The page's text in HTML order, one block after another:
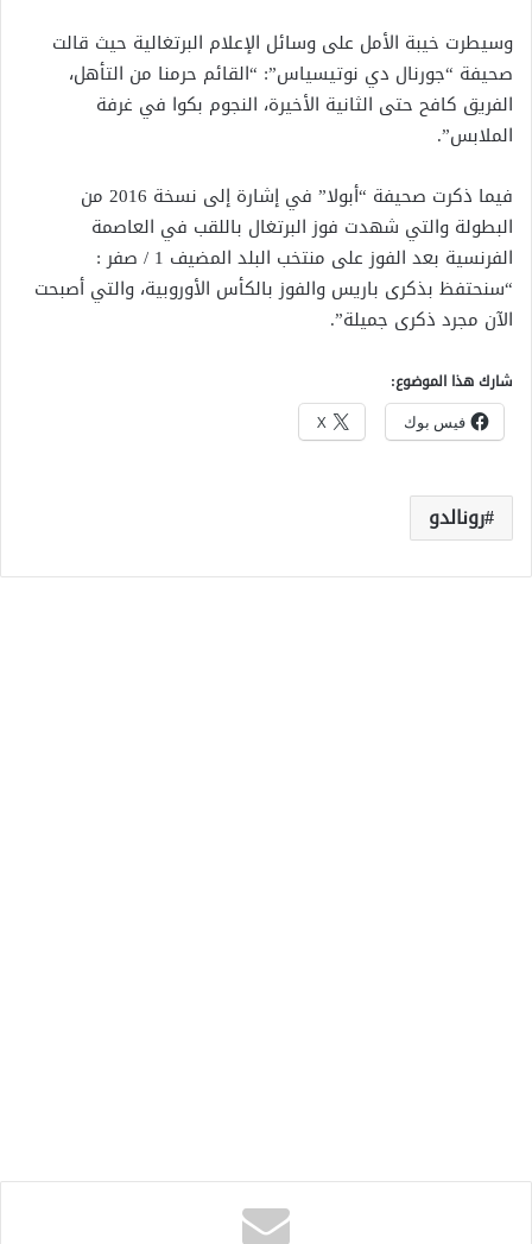
وسيطرت خيبة الأمل على وسائل الإعلام البرتغالية حيث قالت
صحيفة “جورنال دي نوتيسياس”: “القائم حرمنا من التأهل،
الفريق كافح حتى الثانية الأخيرة، النجوم بكوا في غرفة
الملابس”.
فيما ذكرت صحيفة “أبولا” في إشارة إلى نسخة 2016 من
البطولة والتي شهدت فوز البرتغال باللقب في العاصمة
الفرنسية بعد الفوز على منتخب البلد المضيف 1 / صفر :
“سنحتفظ بذكرى باريس والفوز بالكأس الأوروبية، والتي أصبحت
الآن مجرد ذكرى جميلة”.
شارك هذا الموضوع:
فيس بوك X
رونالدو